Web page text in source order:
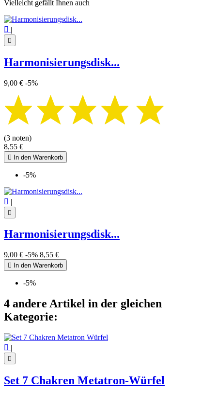
Vielleicht gefällt Ihnen auch
 |

Harmonisierungsdisk...
9,00 € -5%
(3 noten)
8,55 €
 In den Warenkorb
-5%
 |

Harmonisierungsdisk...
9,00 € -5% 8,55 €
 In den Warenkorb
-5%
4 andere Artikel in der gleichen
Kategorie:
 |

Set 7 Chakren Metatron-Würfel